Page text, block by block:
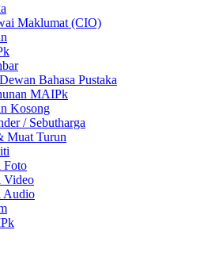
Maklumat (CIO)
Bahasa Pustaka
MAIPk
Kosong
/ Sebutharga
Muat Turun
Foto
Video
Audio